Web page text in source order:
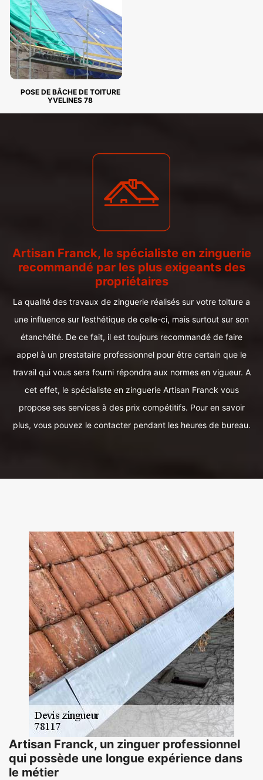
POSE DE BÂCHE DE TOITURE
YVELINES 78
Artisan Franck, le spécialiste en zinguerie
recommandé par les plus exigeants des
propriétaires
La qualité des travaux de zinguerie réalisés sur votre toiture a
une influence sur l’esthétique de celle-ci, mais surtout sur son
étanchéité. De ce fait, il est toujours recommandé de faire
appel à un prestataire professionnel pour être certain que le
travail qui vous sera fourni répondra aux normes en vigueur. A
cet effet, le spécialiste en zinguerie Artisan Franck vous
propose ses services à des prix compétitifs. Pour en savoir
plus, vous pouvez le contacter pendant les heures de bureau.
Artisan Franck, un zinguer professionnel
qui possède une longue expérience dans
le métier